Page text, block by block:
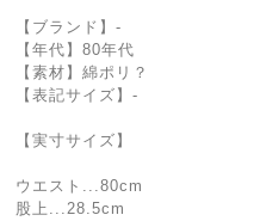
【ブランド】-
【年代】80年代
【素材】綿ポリ？
【表記サイズ】-
【実寸サイズ】
ウエスト...80cm
股上...28.5cm